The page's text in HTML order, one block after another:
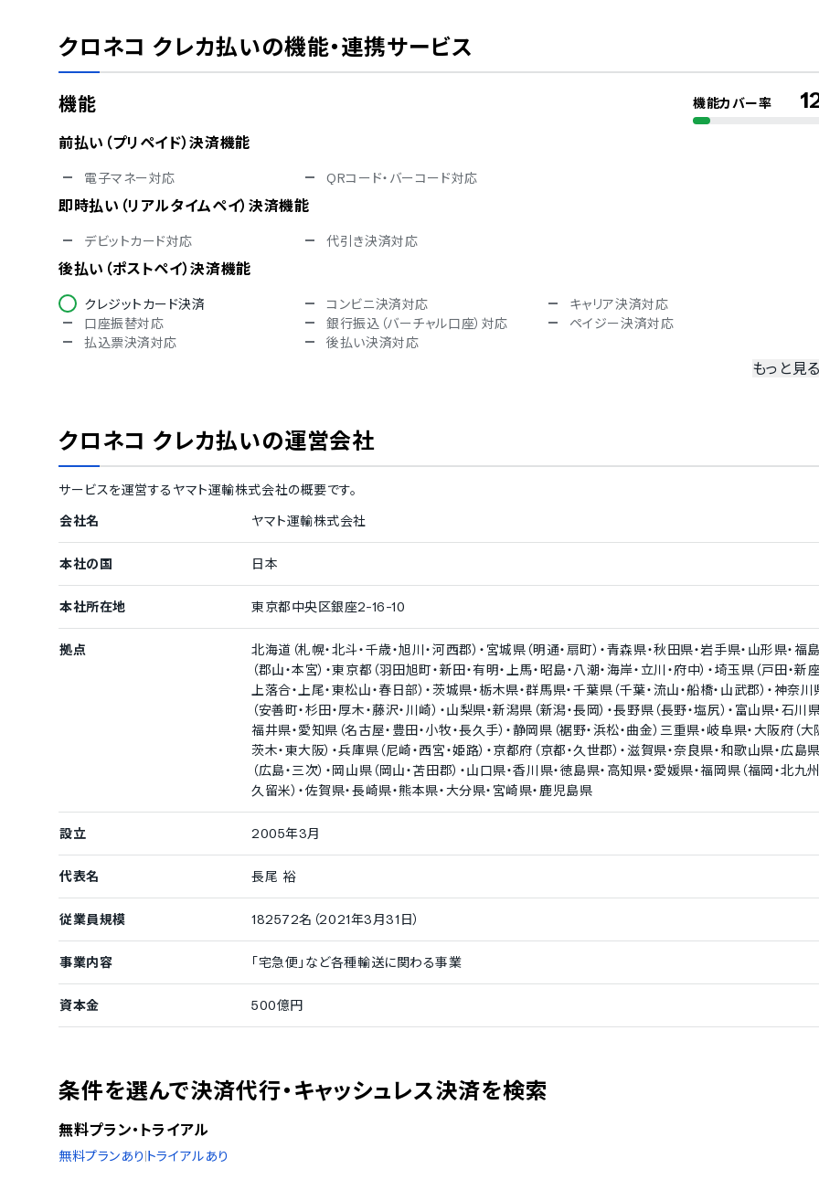
シングルサインオン
対応言語
英語
オランダ語
ドイツ語
ノルウェー語
ポルトガル語
スウェーデン語
アラビア語
ヒンディー語
ハンガリー語
トルコ語
クロネコ クレカ払いの機能・連携サービス
機能 機能カバー率
前払い（プリペイド）決済機能
電子マネー対応 QRコード・バーコード対応
即時払い（リアルタイムペイ）決済機能
デビットカード対応 代引き決済対応
後払い（ポストペイ）決済機能
クレジットカード決済 コンビニ決済対応
キャリア決済対応
口座振替対応
銀行振込（バーチャル口座）対応
ペイジー決済対応
払込票決済対応
後払い決済対応
店舗/ECサイト決済機能
店舗決済対応 ECサイト決済対応
もっと見る
クロネコ クレカ払いの運営会社
サービスを運営する ヤマト運輸株式会社の概要です。
会社名
ヤマト運輸株式会社
本社の国 日本
本社所在地 東京都中央区銀座2-16-10
拠点
北海道（札幌・北斗・千歳・旭川・河西郡）・宮城県（明通・扇町）・青森県・秋田県・岩手県・山形県・福
（郡山・本宮）・東京都（羽田旭町・新田・有明・上馬・昭島・八潮・海岸・立川・府中）・埼玉県（戸田・新座
上落合・上尾・東松山・春日部）・茨城県・栃木県・群馬県・千葉県（千葉・流山・船橋・山武郡）・神奈川
（安善町・杉田・厚木・藤沢・川崎）・山梨県・新潟県（新潟・長岡）・長野県（長野・塩尻）・富山県・石川県
福井県・愛知県（名古屋・豊田・小牧・長久手）・静岡県（裾野・浜松・曲金）三重県・岐阜県・大阪府（大
茨木・東大阪）・兵庫県（尼崎・西宮・姫路）・京都府（京都・久世郡）・滋賀県・奈良県・和歌山県・広島県
（広島・三次）・岡山県（岡山・苫田郡）・山口県・香川県・徳島県・高知県・愛媛県・福岡県（福岡・北九州
久留米）・佐賀県・長崎県・熊本県・大分県・宮崎県・鹿児島県
設立 2005年3月
代表名 長尾 裕
従業員規模 182572名（2021年3月31日）
事業内容 「宅急便」など各種輸送に関わる事業
資本金 500億円
条件を選んで決済代行・キャッシュレス決済を検索
無料プラン・トライアル
無料プランあり トライアルあり